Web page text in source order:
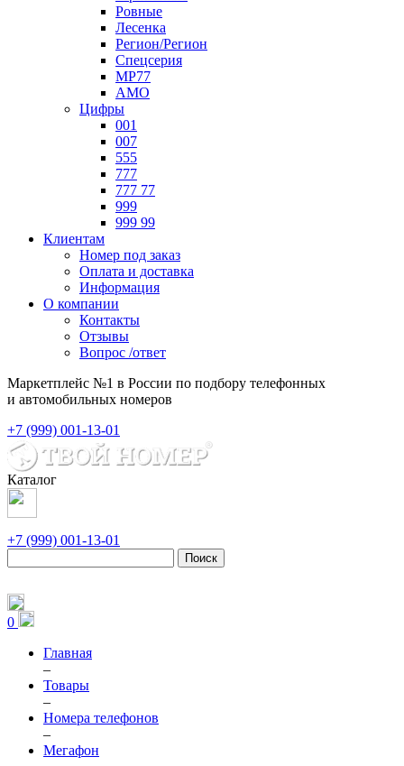
Ровные
Лесенка
Регион/Регион
Спецсерия
МР77
АМО
Цифры
001
007
555
777
777 77
999
999 99
Клиентам
Номер под заказ
Оплата и доставка
Информация
О компании
Контакты
Отзывы
Вопрос /ответ
Маркетплейс №1 в России по подбору телефонных
и автомобильных номеров
+7 (999) 001-13-01
Каталог
+7 (999) 001-13-01
Поиск
0
Главная
–
Товары
–
Номера телефонов
–
Мегафон